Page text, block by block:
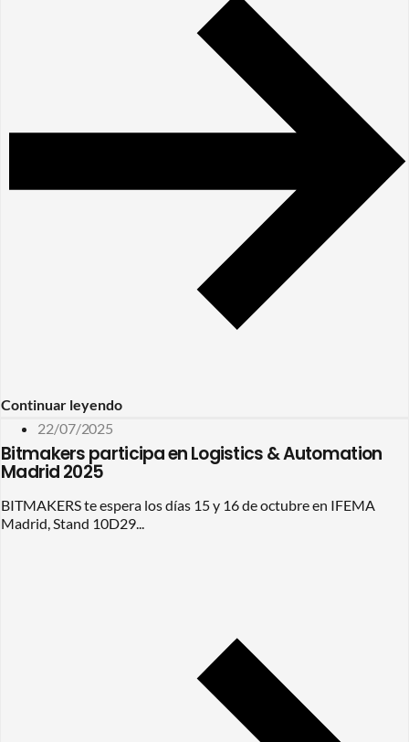
Continuar leyendo
22/07/2025
Bitmakers participa en Logistics & Automation
Madrid 2025
BITMAKERS te espera los días 15 y 16 de octubre en IFEMA
Madrid, Stand 10D29...